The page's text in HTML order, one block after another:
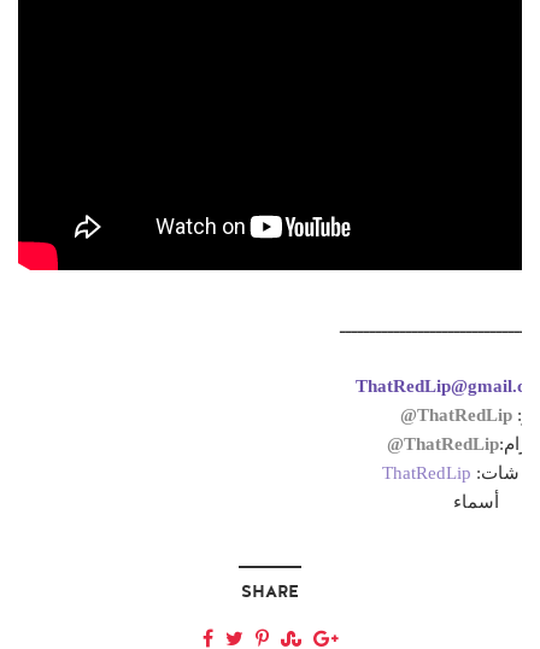
ThatRedLip@
ThatRedLip@
شات: ThatRedLip
أسماء
SHARE